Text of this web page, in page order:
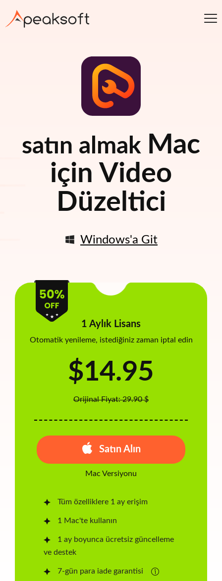
satın almak Mac
için Video
Düzeltici
Windows'a Git
1 Aylık Lisans
Otomatik yenileme, istediğiniz zaman iptal edin
$14.95
Orijinal Fiyat: 29.90 $
Satın Alın
Mac Versiyonu
Tüm özelliklere 1 ay erişim
1 Mac'te kullanın
1 ay boyunca ücretsiz güncelleme
ve destek
7-gün para iade garantisi